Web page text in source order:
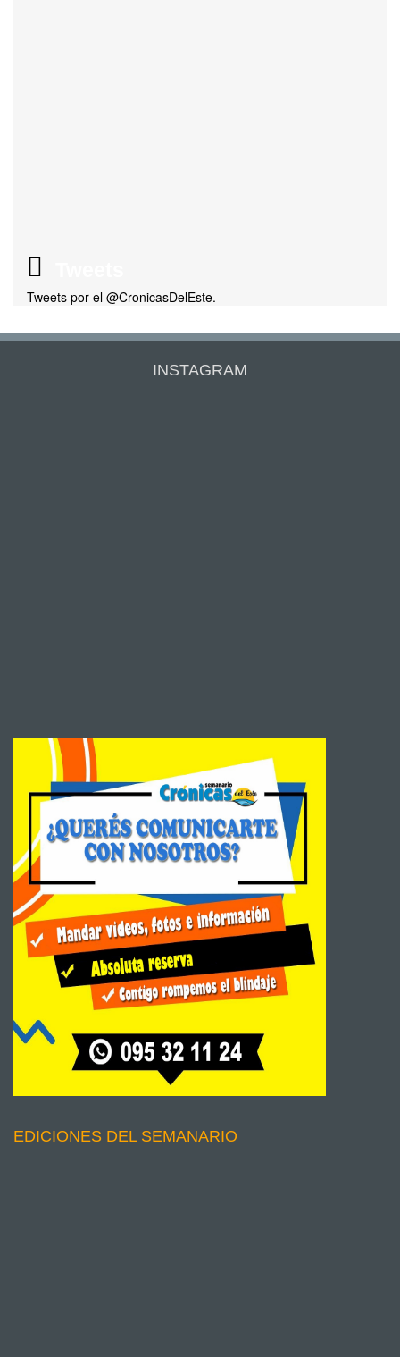
Tweets por el @CronicasDelEste.
INSTAGRAM
EDICIONES DEL SEMANARIO